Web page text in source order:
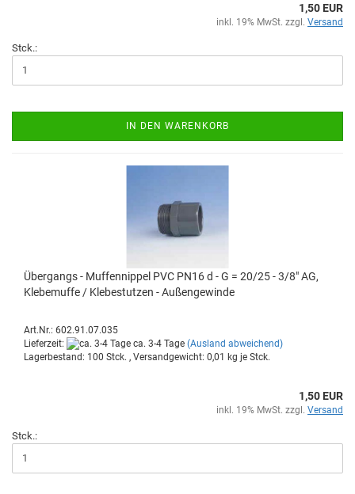
1,50 EUR
inkl. 19% MwSt. zzgl. Versand
Stck.:
IN DEN WARENKORB
Über­gangs - Muf­fen­nip­pel PVC PN16 d - G = 20/25 - 3/8" AG,
Kle­be­muf­fe / Kle­be­stut­zen - Au­ßen­ge­win­de
Art.Nr.: 602.91.07.035
Lieferzeit:
ca. 3-4 Tage (Ausland abweichend)
Lagerbestand: 100 Stck. , Versandgewicht: 0,01 kg je Stck.
1,50 EUR
inkl. 19% MwSt. zzgl. Versand
Stck.: